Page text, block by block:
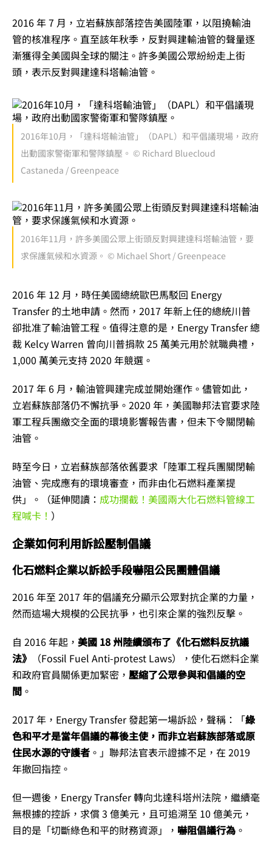
2016 年 7 月，立岩蘇族部落控告美國陸軍，以阻撓輸油
管的核准程序。直至該年秋季，反對興建輸油管的聲量逐
漸獲得全美國與全球的關注。許多美國公眾紛紛走上街
頭，表示反對興建達科塔輸油管。
2016年10月，「達科塔輸油管」（DAPL）和平倡議現場，政府
出動國家警衛軍和警隊鎮壓。 © Richard Bluecloud
Castaneda / Greenpeace
2016年11月，許多美國公眾上街頭反對興建達科塔輸油管，要
求保護氣候和水資源。 © Michael Short / Greenpeace
2016 年 12 月，時任美國總統歐巴馬駁回 Energy
Transfer 的土地申請。然而，2017 年新上任的總統川普
卻批准了輸油管工程。值得注意的是，Energy Transfer 總
裁 Kelcy Warren 曾向川普捐款 25 萬美元用於就職典禮，
1,000 萬美元支持 2020 年競選。
2017 年 6 月，輸油管興建完成並開始運作。儘管如此，
立岩蘇族部落仍不懈抗爭。2020 年，美國聯邦法官要求陸
軍工程兵團繳交全面的環境影響報告書，但未下令關閉輸
油管。
時至今日，立岩蘇族部落依舊要求「陸軍工程兵團關閉輸
油管、完成應有的環境審查，而非由化石燃料產業提
供」。（延伸閱讀： 成功攔截！美國兩大化石燃料管線工
程喊卡！ ）
企業如何利用訴訟壓制倡議
化石燃料企業以訴訟手段嚇阻公民團體倡議
2016 年至 2017 年的倡議充分顯示公眾對抗企業的力量，
然而這場大規模的公民抗爭，也引來企業的強烈反擊。
自 2016 年起， 美國 18 州陸續頒布了《化石燃料反抗議
法》
（Fossil Fuel Anti-protest Laws），使化石燃料企業
和政府官員關係更加緊密， 壓縮了公眾參與和倡議的空
間 。
2017 年，Energy Transfer 發起第一場訴訟，聲稱：「綠
色和平才是當年倡議的幕後主使，而非立岩蘇族部落或原
住民水源的守護者 。」聯邦法官表示證據不足，在 2019
年撤回指控。
但一週後，Energy Transfer 轉向北達科塔州法院，繼續毫
無根據的控訴，求償 3 億美元，且可追溯至 10 億美元，
目的是「切斷綠色和平的財務資源」， 嚇阻倡議行為 。